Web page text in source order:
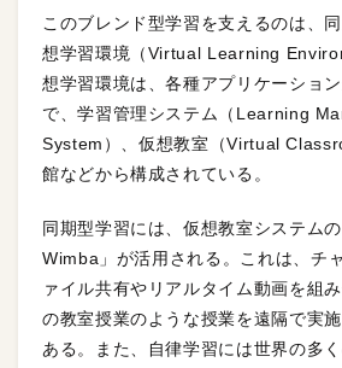
このブレンド型学習を支えるのは、
想学習環境（Virtual Learning
想学習環境は、各種アプリケーショ
で、学習管理システム（Learning
System）、仮想教室（Virtual
館などから構成されている。
同期型学習には、仮想教室システム
Wimba」が活用される。これは、チ
ァイル共有やリアルタイム動画を組
の教室授業のような授業を遠隔で実
ある。また、自律学習には世界の多